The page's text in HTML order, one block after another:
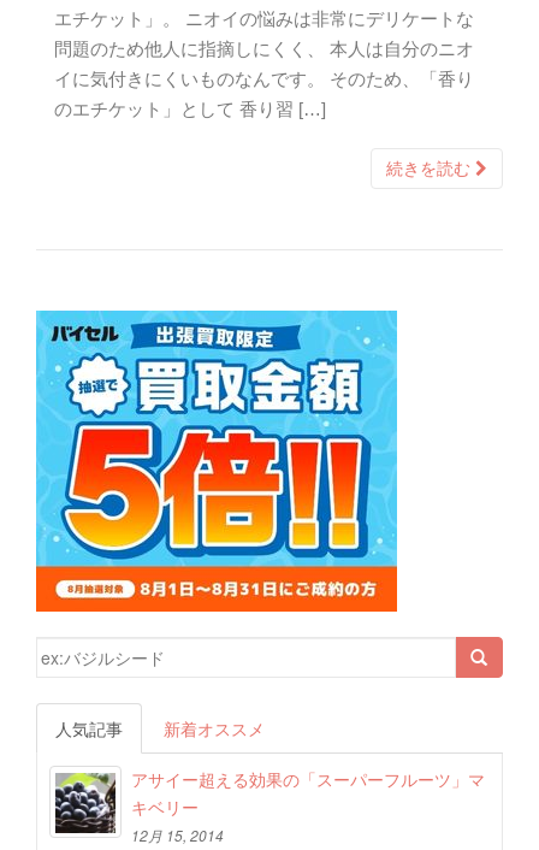
エチケット」。 ニオイの悩みは非常にデリケートな
問題のため他人に指摘しにくく、 本人は自分のニオ
イに気付きにくいものなんです。 そのため、「香り
のエチケット」として 香り習 […]
続きを読む
検索結果:
人気記事 新着オススメ
アサイー超える効果の「スーパーフルーツ」マ
キベリー
12月 15, 2014